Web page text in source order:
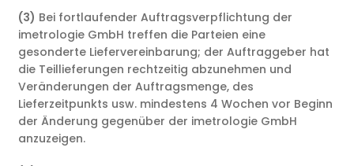
(3) Bei fortlaufender Auftragsverpflichtung der
imetrologie GmbH treffen die Parteien eine
gesonderte Liefervereinbarung; der Auftraggeber hat
die Teillieferungen rechtzeitig abzunehmen und
Veränderungen der Auftragsmenge, des
Lieferzeitpunkts usw. mindestens 4 Wochen vor Beginn
der Änderung gegenüber der imetrologie GmbH
anzuzeigen.